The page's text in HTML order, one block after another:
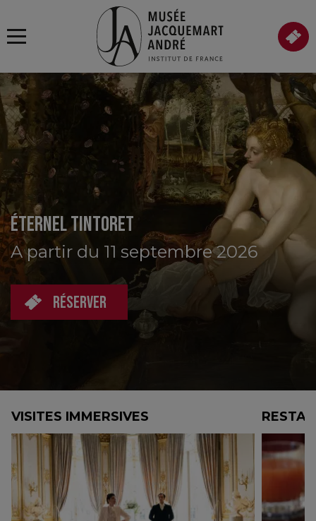
ÉTERNEL TINTORET
A partir du 11 septembre 2026
RÉSERVER
VISITES IMMERSIVES